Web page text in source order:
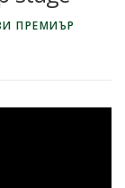
ПРЕМИЪР